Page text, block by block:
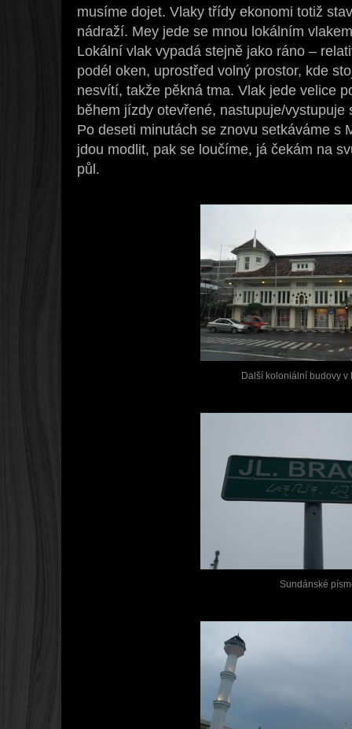
musíme dojet. Vlaky třídy ekonomi totiž
nádraží. Mey jede se mnou lokálním
Lokální vlak vypadá stejně jako ráno –
podél oken, uprostřed volný prostor, kde
nesvítí, takže pěkná tma. Vlak jede velice
během jízdy otevřené, nastupuje/
Po deseti minutách se znovu setkáváme s
jdou modlit, pak se loučíme, já čekám na
půl.
Další koloniální budovy v
Sundánské